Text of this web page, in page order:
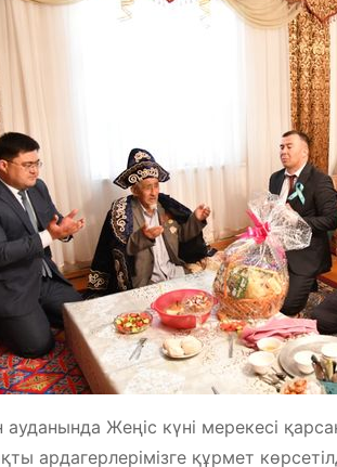
ауданында Жеңіс күні мерекесі
ардагерлерімізге құрмет